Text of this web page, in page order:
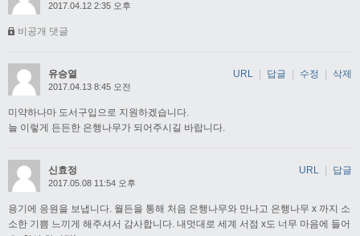
2017.04.12 2:35 오후
비공개 댓글
유승열
2017.04.13 8:45 오전
미약하나마 도서구입으로 지원하겠습니다.
늘 이렇게 든든한 은행나무가 되어주시길 바랍니다.
URL 답글 수정 삭제
신효정
2017.05.08 11:54 오후
용기에 응원을 보냅니다. 월든을 통해 처음 은행나무와 만나고 은행나무 x 까지 소
소한 기쁨 느끼게 해주셔서 감사합니다. 내멋대로 세계 서점 x도 너무 마음에 들어
URL 답글